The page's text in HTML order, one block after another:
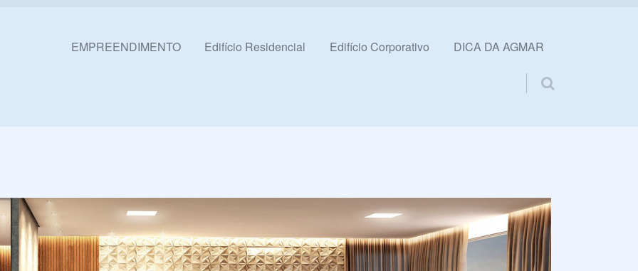
Pular para o conteúdo
EMPREENDIMENTO Edifício Residencial Edifício Corporativo DICA DA AGMAR